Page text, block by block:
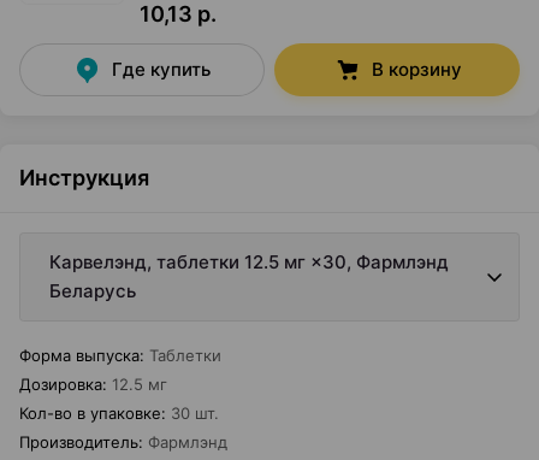
10,13 р.
Где купить В корзину
Инструкция
Карвелэнд, таблетки 12.5 мг ×30, Фармлэнд
Беларусь
Форма выпуска: Таблетки
Дозировка: 12.5 мг
Кол-во в упаковке: 30 шт.
Производитель: Фармлэнд